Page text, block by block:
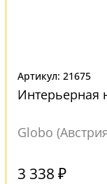
Артикул: 21675
Интерьерная
Globo
3 338 ₽